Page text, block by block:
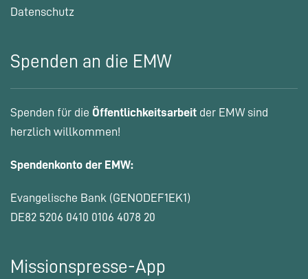
Datenschutz
Spenden an die EMW
Spenden für die Öffentlichkeitsarbeit der EMW sind
herzlich willkommen!
Spendenkonto der EMW:
Evangelische Bank (GENODEF1EK1)
DE82 5206 0410 0106 4078 20
Missionspresse-App